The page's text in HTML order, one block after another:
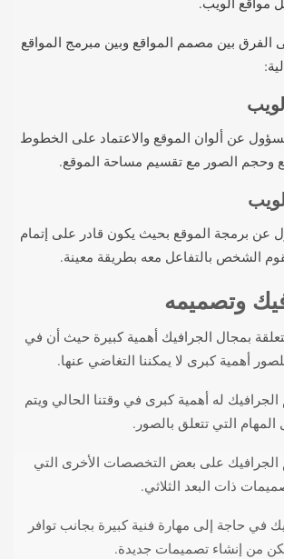
الفرق بين مصمم المواقع وبين مبرمج المواقع
عن ألوان الموقع والاعتماد على الخطوط
وحجم الصور مع تقسيم مساحة الموقع.
برمجة الموقع بحيث يكون قادر على إتمام
الشخص بالتفاعل معه بطريقة معينة.
وتصميمه
بمجال الجرافيك أهمية كبيرة حيث أن في
أهمية كبرى لا يمكننا التغاضي عنها.
له أهمية كبرى في وقتنا الحالي ويتم
التي تتعلق بالصور.
على بعض التخصصات الأخرى التي
ذات البعد الثلاثي.
في حاجة إلى مهارة فنية كبيرة بجانب توافر
من إنشاء تصميمات جديدة.